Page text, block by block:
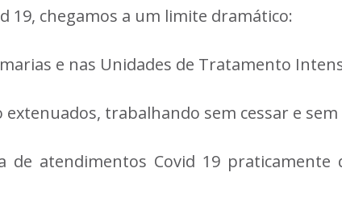
19, chegamos a um limite dramático:
e nas Unidades de Tratamento
trabalhando sem cessar e sem
atendimentos Covid 19 praticamente